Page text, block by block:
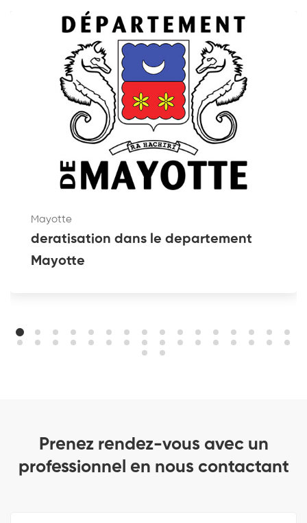
Mayotte
deratisation dans le departement
Mayotte
Prenez rendez-vous avec un
professionnel en nous contactant